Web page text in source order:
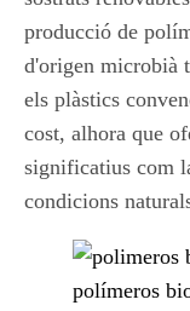
producció de
d'origen microbià
els plàstics
cost, alhora que
significatius com
condicions
polímeros